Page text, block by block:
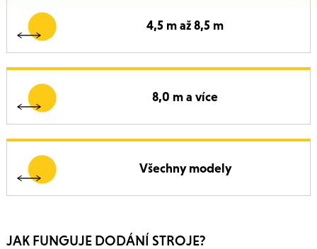
4,5 m až 8,5 m
8,0 m a více
Všechny modely
JAK FUNGUJE DODÁNÍ STROJE?